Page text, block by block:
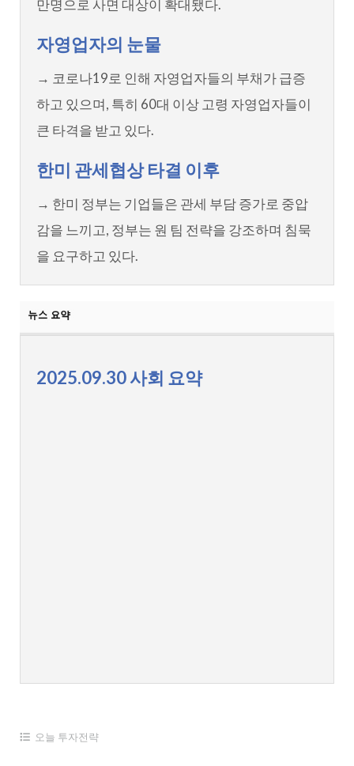
만명으로 사면 대상이 확대됐다.
자영업자의 눈물
→ 코로나19로 인해 자영업자들의 부채가 급증
하고 있으며, 특히 60대 이상 고령 자영업자들이
큰 타격을 받고 있다.
한미 관세협상 타결 이후
→ 한미 정부는 기업들은 관세 부담 증가로 중압
감을 느끼고, 정부는 원 팀 전략을 강조하며 침묵
을 요구하고 있다.
2025.09.30 사회 요약
오늘 투자전략